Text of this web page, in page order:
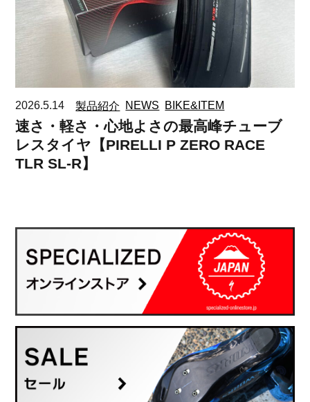
2026.5.14 製品紹介 NEWS BIKE&ITEM
速さ・軽さ・心地よさの最高峰チューブ
レスタイヤ【PIRELLI P ZERO RACE
TLR SL-R】